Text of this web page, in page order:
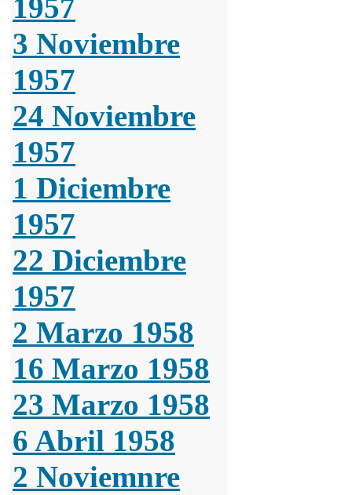
1957
3 Noviembre
1957
24 Noviembre
1957
1 Diciembre
1957
22 Diciembre
1957
2 Marzo 1958
16 Marzo 1958
23 Marzo 1958
6 Abril 1958
2 Noviemnre